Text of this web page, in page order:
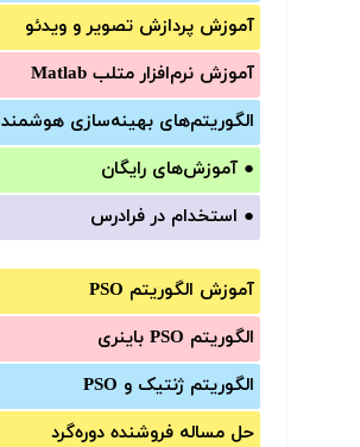
آموزش‌ پردازش تصویر و ویدئو
آموزش‌ نرم‌افزار متلب Matlab
الگوریتم‌های بهینه‌سازی هوشمند
● آموزش‌های رایگان
● استخدام در فرادرس
آموزش الگوریتم PSO
الگوریتم PSO باینری
الگوریتم ژنتیک و PSO
حل مساله فروشنده دوره‌گرد